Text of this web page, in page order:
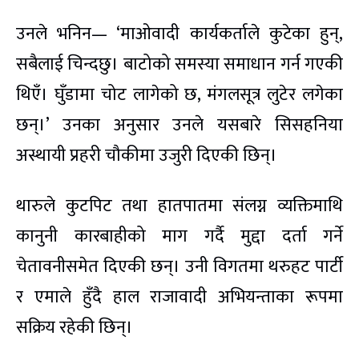
उनले भनिन— ‘माओवादी कार्यकर्ताले कुटेका हुन्,
सबैलाई चिन्दछु। बाटोको समस्या समाधान गर्न गएकी
थिएँ। घुँडामा चोट लागेको छ, मंगलसूत्र लुटेर लगेका
छन्।’ उनका अनुसार उनले यसबारे सिसहनिया
अस्थायी प्रहरी चौकीमा उजुरी दिएकी छिन्।
थारुले कुटपिट तथा हातपातमा संलग्न व्यक्तिमाथि
कानुनी कारबाहीको माग गर्दै मुद्दा दर्ता गर्ने
चेतावनीसमेत दिएकी छन्। उनी विगतमा थरुहट पार्टी
र एमाले हुँदै हाल राजावादी अभियन्ताका रूपमा
सक्रिय रहेकी छिन्।